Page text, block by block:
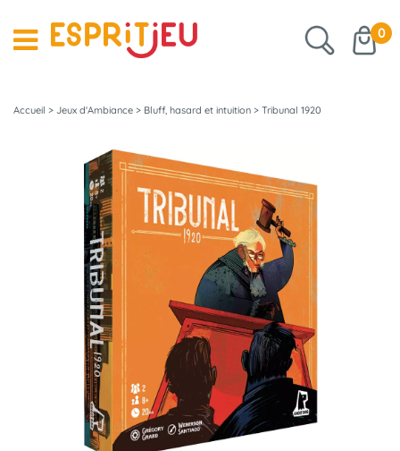
0
Accueil > Jeux d'Ambiance > Bluff, hasard et intuition > Tribunal 1920